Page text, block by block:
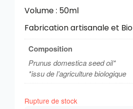
Volume : 50ml
Fabrication artisanale et Bio
Composition
Prunus domestica seed oil*
*issu de l’agriculture biologique
Rupture de stock